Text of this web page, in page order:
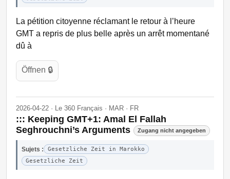
La pétition citoyenne réclamant le retour à l’heure
GMT a repris de plus belle après un arrêt momentané
dû à
Öffnen 🔒
2026-04-22 · Le 360 Français · MAR · FR
::: Keeping GMT+1: Amal El Fallah
Seghrouchni’s Arguments
Zugang nicht angegeben
Sujets :
Gesetzliche Zeit in Marokko
Gesetzliche Zeit